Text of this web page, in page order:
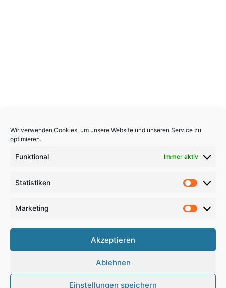
Wir verwenden Cookies, um unsere Website und unseren Service zu
optimieren.
Funktional Immer aktiv
Statistiken
Marketing
Akzeptieren
Ablehnen
Einstellungen speichern
Copyright 2026, All Rights Reserved
Haftungsausschluss